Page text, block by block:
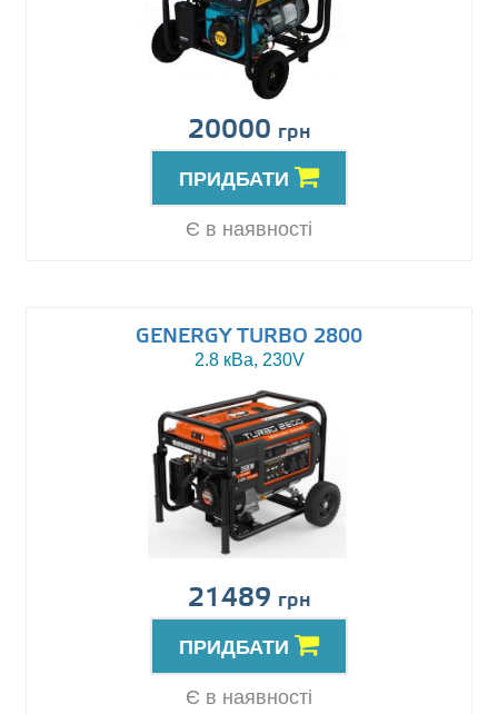
20000 грн
ПРИДБАТИ
Є в наявності
GENERGY TURBO 2800
2.8 кВа, 230V
21489 грн
ПРИДБАТИ
Є в наявності